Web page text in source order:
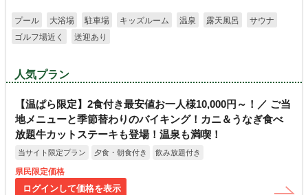
プール 大浴場 駐車場 キッズルーム 温泉 露天風呂
サウナ
ゴルフ場近く
送迎あり
人気プラン
【温ぱら限定】2食付き最安値お一人様10,000円～！／ ご当
地メニューと季節替わりのバイキング！カニ＆うなぎ食べ
放題牛カットステーキも登場！温泉も満喫！
当サイト限定プラン 夕食・朝食付き 飲み放題付き
県民限定価格
ログインして価格を表示